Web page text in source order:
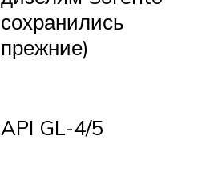
сохранились
прежние)
API GL-4/5